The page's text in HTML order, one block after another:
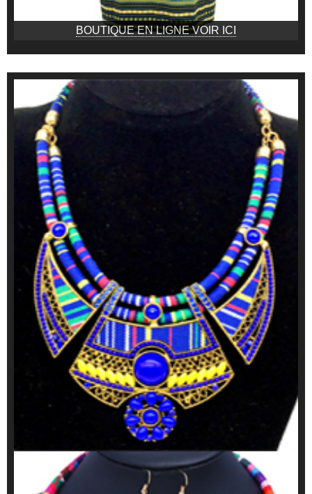
BOUTIQUE EN LIGNE VOIR ICI